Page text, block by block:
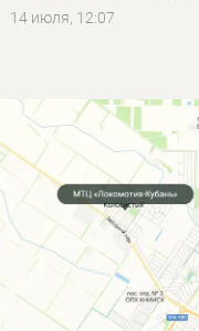
14 июля, 12:07